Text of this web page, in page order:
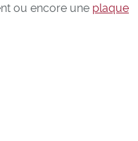
ou encore une plaque